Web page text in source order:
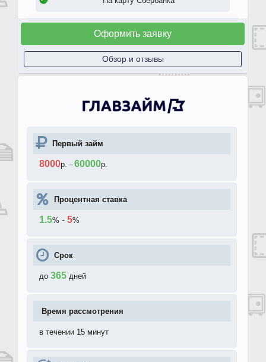
Оформить заявку
Обзор и отзывы
Первый займ
8000р. - 60000р.
Процентная ставка
1.5% - 5%
Срок
до 365 дней
Время рассмотрения
в течении 15 минут